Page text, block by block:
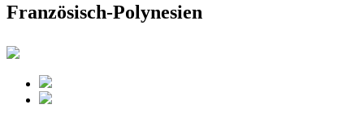
Französisch-Polynesien